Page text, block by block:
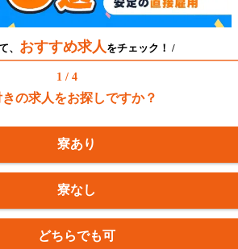
、 おすすめ求人 をチェック！ /
1 / 4
の求人をお探しですか？
寮あり
寮なし
どちらでも可